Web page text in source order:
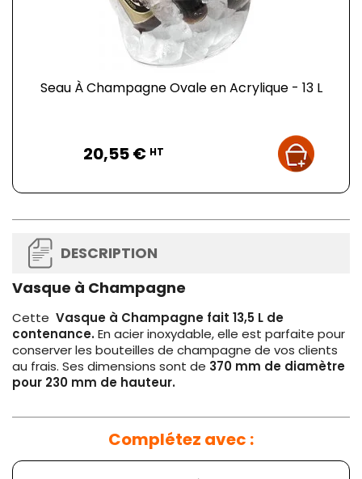
Seau À Champagne Ovale en Acrylique - 13 L
20,55 € HT
DESCRIPTION
Vasque à Champagne
Cette Vasque à Champagne fait 13,5 L de
contenance.En acier inoxydable, elle est parfaite pour
conserver les bouteilles de champagne de vos clients
au frais. Ses dimensions sont de 370 mm de diamètre
pour 230 mm de hauteur.
Complétez avec :